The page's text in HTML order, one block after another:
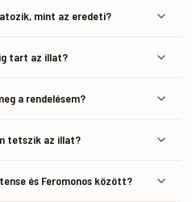
mint az eredeti?
tart az illat?
a rendelésem?
tetszik az illat?
és Feromonos között?